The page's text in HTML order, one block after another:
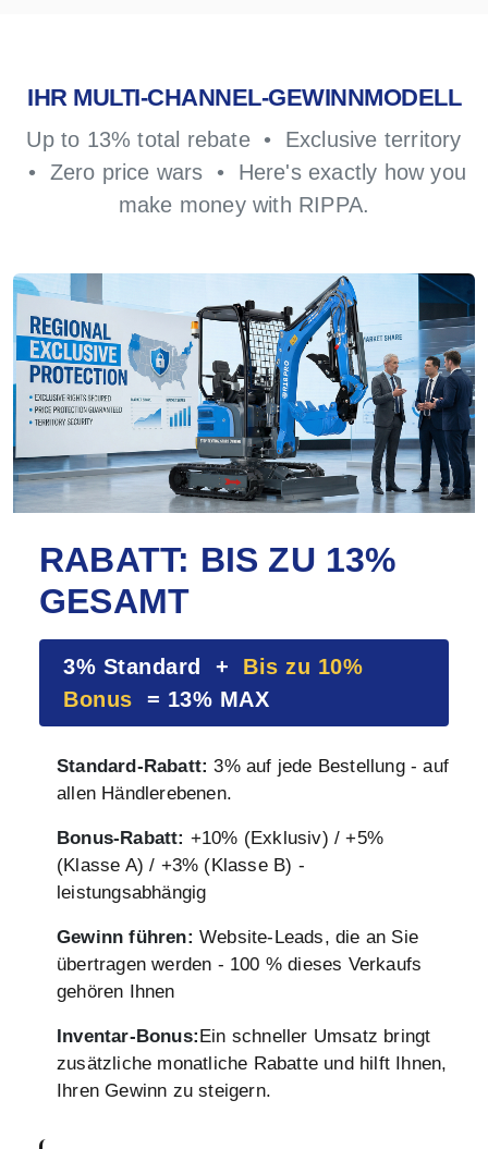
IHR MULTI-CHANNEL-GEWINNMODELL
Up to 13% total rebate • Exclusive territory
• Zero price wars • Here's exactly how you
make money with RIPPA.
RABATT: BIS ZU 13%
GESAMT
3% Standard + Bis zu 10%
Bonus = 13% MAX
Standard-Rabatt: 3% auf jede Bestellung - auf
allen Händlerebenen.
Bonus-Rabatt: +10% (Exklusiv) / +5%
(Klasse A) / +3% (Klasse B) -
leistungsabhängig
Gewinn führen: Website-Leads, die an Sie
übertragen werden - 100 % dieses Verkaufs
gehören Ihnen
Inventar-Bonus:Ein schneller Umsatz bringt
zusätzliche monatliche Rabatte und hilft Ihnen,
Ihren Gewinn zu steigern.